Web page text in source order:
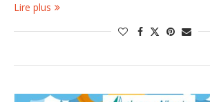
Lire plus